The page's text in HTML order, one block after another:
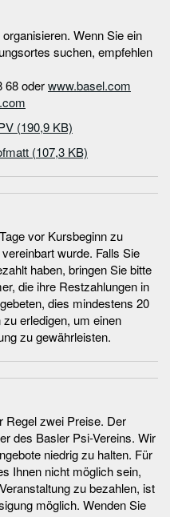
Wenn Sie ein
suchen, empfehlen
68 oderwww.basel.com
(190,9 KB)
(107,3 KB)
vor Kursbeginn zu
wurde. Falls Sie
haben, bringen Sie bitte
die ihre Restzahlungen in
dies mindestens 20
erledigen, um einen
zu gewährleisten.
Regel zwei Preise. Der
des Basler Psi-Vereins. Wir
niedrig zu halten. Für
Ihnen nicht möglich sein,
zu bezahlen, ist
möglich. Wenden Sie